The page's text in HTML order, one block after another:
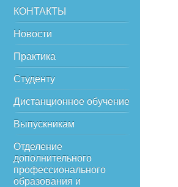
КОНТАКТЫ
Новости
Практика
Студенту
Дистанционное обучение
Выпускникам
Отделение
дополнительного
профессионального
образования и